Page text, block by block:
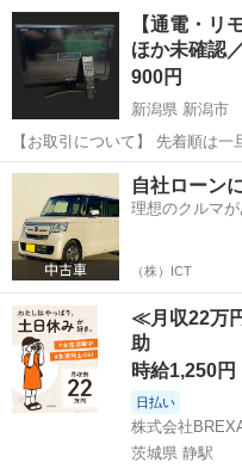
北海道 札幌市 発寒南駅
【通電・リ
ほか未確認
900円
新潟県 新潟市
【お取引について】 先着順は
き、引取者が決まっていなけれ
な点がありましたら連絡ください。 【お渡し場所】 ニイガ
新潟市中央区西馬越...
新潟 新潟市 テレビ
自社ローン
理想のクルマ
（株）ICT
≪月収22万
助
時給1,250円
日払い
株式会社
茨城県 静駅